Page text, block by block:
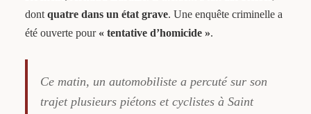
dont quatre dans un état grave. Une enquête criminelle a
été ouverte pour « tentative d’homicide ».
Ce matin, un automobiliste a percuté sur son
trajet plusieurs piétons et cyclistes à Saint